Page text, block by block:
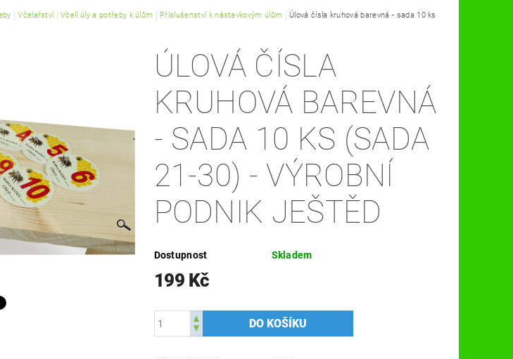
VČELÍ PRODUKTY MEDY FÉROVA VČELÍ FARMA KOSMETIKA A ZDRAVÍ
CHOV MATEK VČELAŘSKÉ POMŮCKY
Včelařství Včelí úly a potřeby k úlům Příslušenství k nástavkovým úlům
Úlová čísla kruhová barevná - sada 10 ks
ÚLOVÁ ČÍSLA
KRUHOVÁ BAREVNÁ
- SADA 10 KS (SADA
21-30) - VÝROBNÍ
PODNIK JEŠTĚD
Dostupnost Skladem
199 Kč